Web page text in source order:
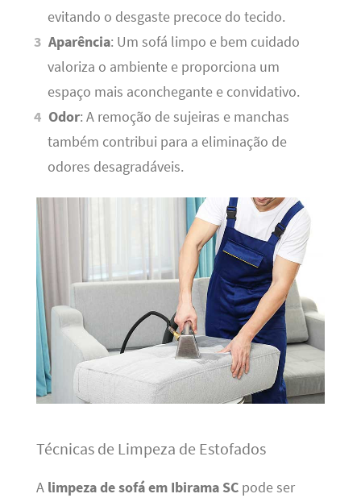
evitando o desgaste precoce do tecido.
Aparência: Um sofá limpo e bem cuidado
valoriza o ambiente e proporciona um
espaço mais aconchegante e convidativo.
Odor: A remoção de sujeiras e manchas
também contribui para a eliminação de
odores desagradáveis.
Técnicas de Limpeza de Estofados
A limpeza de sofá em Ibirama SCpode ser